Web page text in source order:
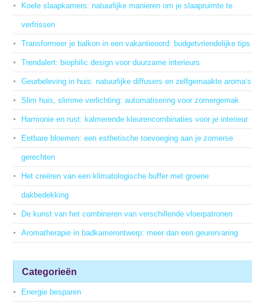
Koele slaapkamers: natuurlijke manieren om je slaapruimte te
verfrissen
Transformeer je balkon in een vakantieoord: budgetvriendelijke tips
Trendalert: biophilic design voor duurzame interieurs
Geurbeleving in huis: natuurlijke diffusers en zelfgemaakte aroma’s
Slim huis, slimme verlichting: automatisering voor zomergemak
Harmonie en rust: kalmerende kleurencombinaties voor je interieur
Eetbare bloemen: een esthetische toevoeging aan je zomerse
gerechten
Het creëren van een klimatologische buffer met groene
dakbedekking
De kunst van het combineren van verschillende vloerpatronen
Aromatherapie in badkamerontwerp: meer dan een geurervaring
Categorieën
Energie besparen